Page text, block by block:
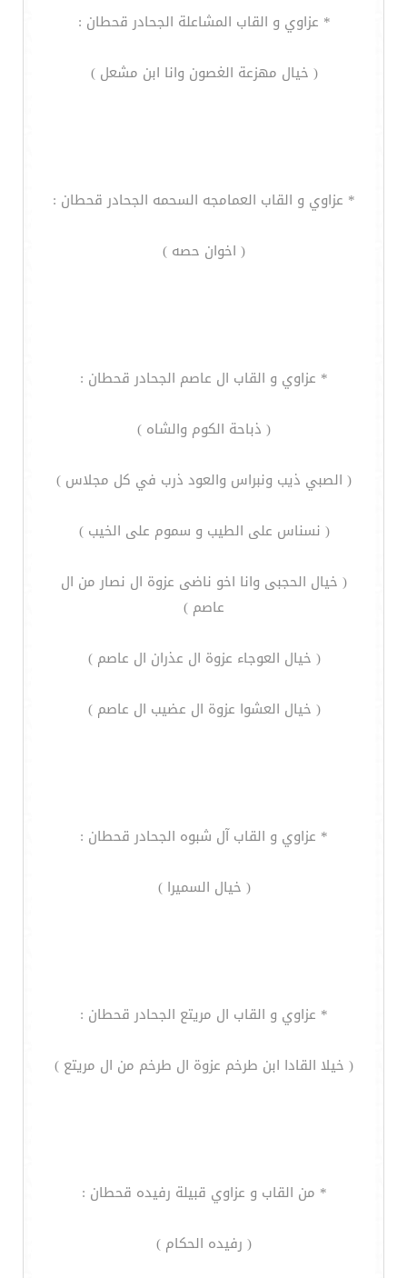
* عزاوي و القاب المشاعلة الجحادر قحطان :
( خيال مهزعة الغصون وانا ابن مشعل )
* عزاوي و القاب العمامجه السحمه الجحادر قحطان :
( اخوان حصه )
* عزاوي و القاب ال عاصم الجحادر قحطان :
( ذباحة الكوم والشاه )
( الصبي ذيب ونبراس والعود ذرب في كل مجلاس )
( نسناس على الطيب و سموم على الخيب )
( خيال الحجبى وانا اخو ناضى عزوة ال نصار من ال
عاصم )
( خيال العوجاء عزوة ال عذران ال عاصم )
( خيال العشوا عزوة ال عضيب ال عاصم )
* عزاوي و القاب آل شبوه الجحادر قحطان :
( خيال السميرا )
* عزاوي و القاب ال مريتع الجحادر قحطان :
( خيلا القادا ابن طرخم عزوة ال طرخم من ال مريتع )
* من القاب و عزاوي قبيلة رفيده قحطان :
( رفيده الحكام )